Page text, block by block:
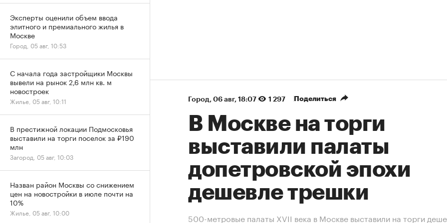
Город⁠, 06 авг, 18:07 1 297 Поделиться
В Москве на торги
выставили палаты
допетровской эпохи
дешевле трешки
500-метровые палаты XVII века в Москве выставили на торги
Эксперты оценили объем ввода
элитного и премиального жилья в
Москве
Город, 05 авг, 10:53
С начала года застройщики Москвы
вывели на рынок 2,6 млн кв. м
новостроек
Жилье, 05 авг, 10:11
В престижной локации Подмосковья
выставили на торги поселок за ₽190
млн
Загород, 05 авг, 10:03
Назван район Москвы со снижением
цен на новостройки в июле почти на
10%
Жилье, 05 авг, 10:00